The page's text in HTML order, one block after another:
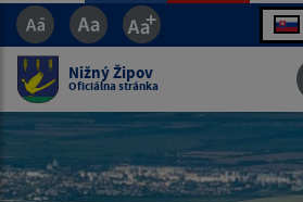
Nižný Žipov
Oficiálna stránka